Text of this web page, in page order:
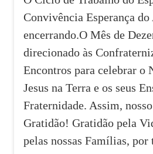
Convivência Esperança do
encerrando.O Mês de
direcionado às
Encontros para celebrar o
Jesus na Terra e os seus
Fraternidade. Assim,
Gratidão! Gratidão pela
pelas nossas Famílias,